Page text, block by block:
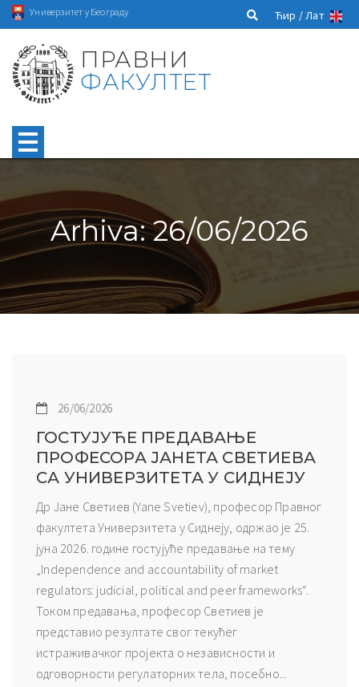
Универзитет у Београду Ћир /Лат
ПРАВНИ
ФАКУЛТЕТ
Arhiva: 26/06/2026
26/06/2026
ГОСТУЈУЋЕ ПРЕДАВАЊЕ
ПРОФЕСОРА ЈАНЕТА СВЕТИЕВА
СА УНИВЕРЗИТЕТА У СИДНЕЈУ
Др Јане Светиев (Yane Svetiev), професор Правног
факултета Универзитета у Сиднеју, одржао је 25.
јуна 2026. године гостујуће предавање на тему
„Independence and accountability of market
regulators: judicial, political and peer frameworks“.
Током предавања, професор Светиев је
представио резултате свог текућег
истраживачког пројекта о независности и
одговорности регулаторних тела, посебно...